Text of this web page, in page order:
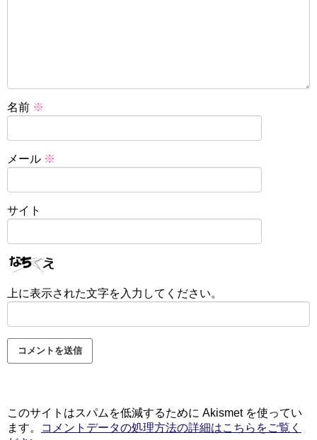
名前 ※
メール ※
サイト
上に表示された文字を入力してください。
このサイトはスパムを低減するために Akismet を使ってい
ます。
コメントデータの処理方法の詳細はこちらをご覧く